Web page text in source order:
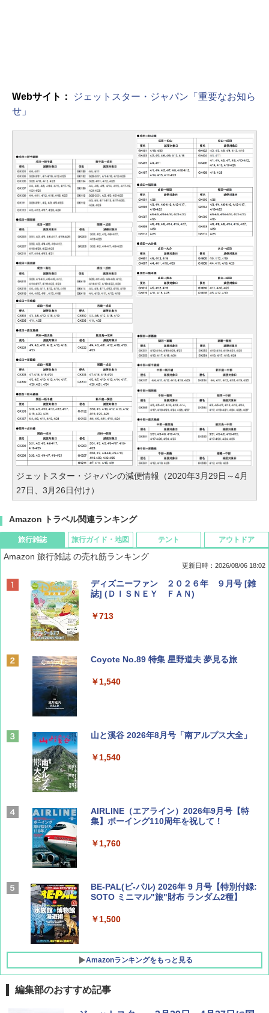
Webサイト：
ジェットスター・ジャパン「重要なお知ら
せ」
ジェットスター・ジャパンの減便情報（2020年3月29日～4月
27日、3月26日付け）
Amazon トラベル関連ランキング
旅行雑誌
Amazon 旅行雑誌 の売れ筋ランキング
更新日時：2026/08/06 18:02
ディズニーファン ２０２６年 ９月号 [雑
誌] (ＤＩＳＮＥＹ ＦＡＮ)
￥713
Coyote No.89 特集 星野道夫 夢見る旅
￥1,540
山と溪谷 2026年8月号「南アルプス大全」
￥1,540
AIRLINE（エアライン）2026年9月号【特
集】ボーイング110周年を祝して！
￥1,760
BE-PAL(ビ-パル) 2026年 9 月号【特別付録:
SOTO ミニマル"旅"財布 ランダム2種】
￥1,500
Amazonランキングをもっと見る
旅行ガイド・地図
D40 地球の歩き方 チェンマイ タイ北部の魅
テント
[キャンパーズコレクション 山善] ポップアッ
アウトドア
BUNDOK(バンドック)ソロ ドーム 1 EX BDK
編集部のおすすめ記事